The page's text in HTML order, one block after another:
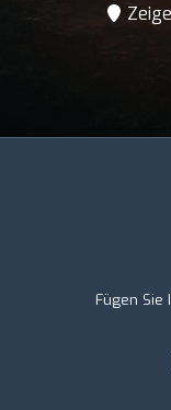
Fügen Sie